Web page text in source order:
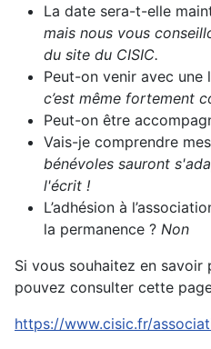
La date sera-t-elle
mais nous vous
du site du CISIC.
Peut-on venir avec une
c’est même fortement
Peut-on être
Vais-je comprendre
bénévoles sauront
l'écrit !
L’adhésion à
la permanence ? Non
Si vous souhaitez en savoir
pouvez consulter cette
https://www.cisic.fr/